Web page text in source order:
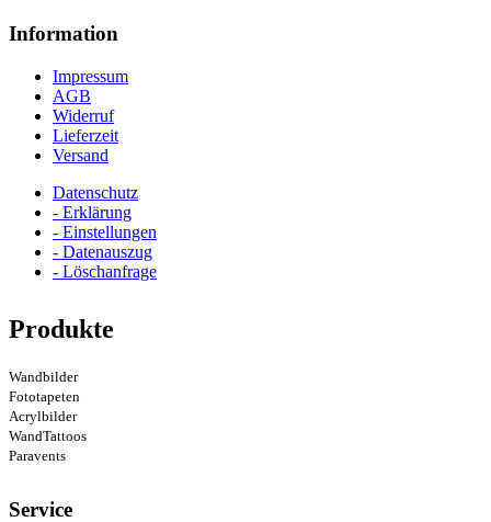
Information
Impressum
AGB
Widerruf
Lieferzeit
Versand
Datenschutz
- Erklärung
- Einstellungen
- Datenauszug
- Löschanfrage
Produkte
Wandbilder
Fototapeten
Acrylbilder
WandTattoos
Paravents
Service